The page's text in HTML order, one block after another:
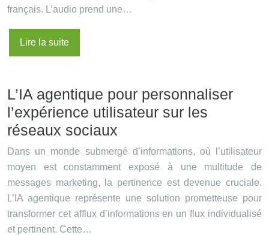
français. L’audio prend une…
Lire la suite
L’IA agentique pour personnaliser
l’expérience utilisateur sur les
réseaux sociaux
Dans un monde submergé d’informations, où l’utilisateur
moyen est constamment exposé à une multitude de
messages marketing, la pertinence est devenue cruciale.
L’IA agentique représente une solution prometteuse pour
transformer cet afflux d’informations en un flux individualisé
et pertinent. Cette…